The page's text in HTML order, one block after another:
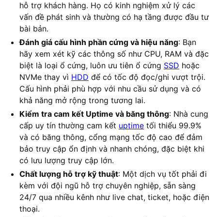
hỗ trợ khách hàng. Họ có kinh nghiệm xử lý các
vấn đề phát sinh và thường có hạ tầng được đầu tư
bài bản.
Đánh giá cấu hình phần cứng và hiệu năng: Bạn
hãy xem xét kỹ các thông số như CPU, RAM và đặc
biệt là loại ổ cứng, luôn ưu tiên ổ cứng SSD hoặc
NVMe thay vì HDD để có tốc độ đọc/ghi vượt trội.
Cấu hình phải phù hợp với nhu cầu sử dụng và có
khả năng mở rộng trong tương lai.
Kiểm tra cam kết Uptime và băng thông: Nhà cung
cấp uy tín thường cam kết uptime tối thiểu 99.9%
và có băng thông, cổng mạng tốc độ cao để đảm
bảo truy cập ổn định và nhanh chóng, đặc biệt khi
có lưu lượng truy cập lớn.
Chất lượng hỗ trợ kỹ thuật: Một dịch vụ tốt phải đi
kèm với đội ngũ hỗ trợ chuyên nghiệp, sẵn sàng
24/7 qua nhiều kênh như live chat, ticket, hoặc điện
thoại.